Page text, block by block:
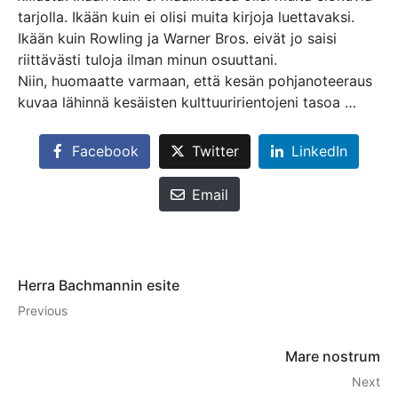
tarjolla. Ikään kuin ei olisi muita kirjoja luettavaksi.
Ikään kuin Rowling ja Warner Bros. eivät jo saisi
riittävästi tuloja ilman minun osuuttani.
Niin, huomaatte varmaan, että kesän pohjanoteeraus
kuvaa lähinnä kesäisten kulttuuririentojeni tasoa …
Facebook Twitter LinkedIn
Email
Herra Bachmannin esite
Previous
Mare nostrum
Next